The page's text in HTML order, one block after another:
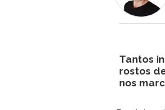
Tantos
rostos
nos